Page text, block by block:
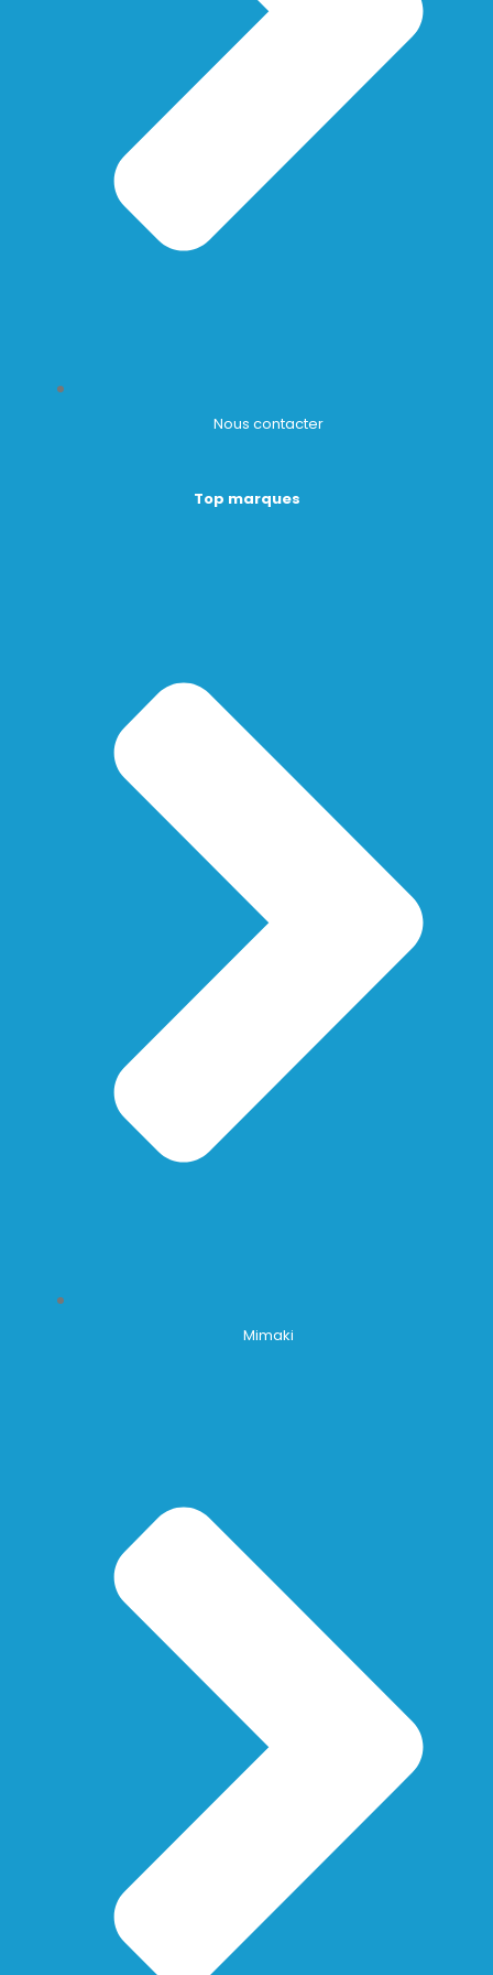
Nous contacter
Top marques
Mimaki